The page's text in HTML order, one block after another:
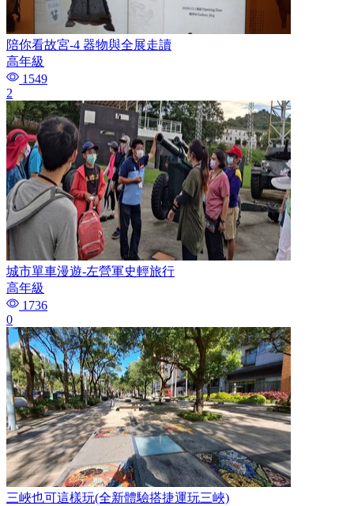
陪你看故宮-4 器物與全展走讀
高年級
1549
2
城市單車漫遊-左營軍史輕旅行
高年級
1736
0
三峽也可這樣玩(全新體驗搭捷運玩三峽)